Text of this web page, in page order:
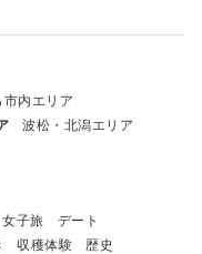
市内エリア
波松・北潟エリア
女子旅
デート
収穫体験
歴史